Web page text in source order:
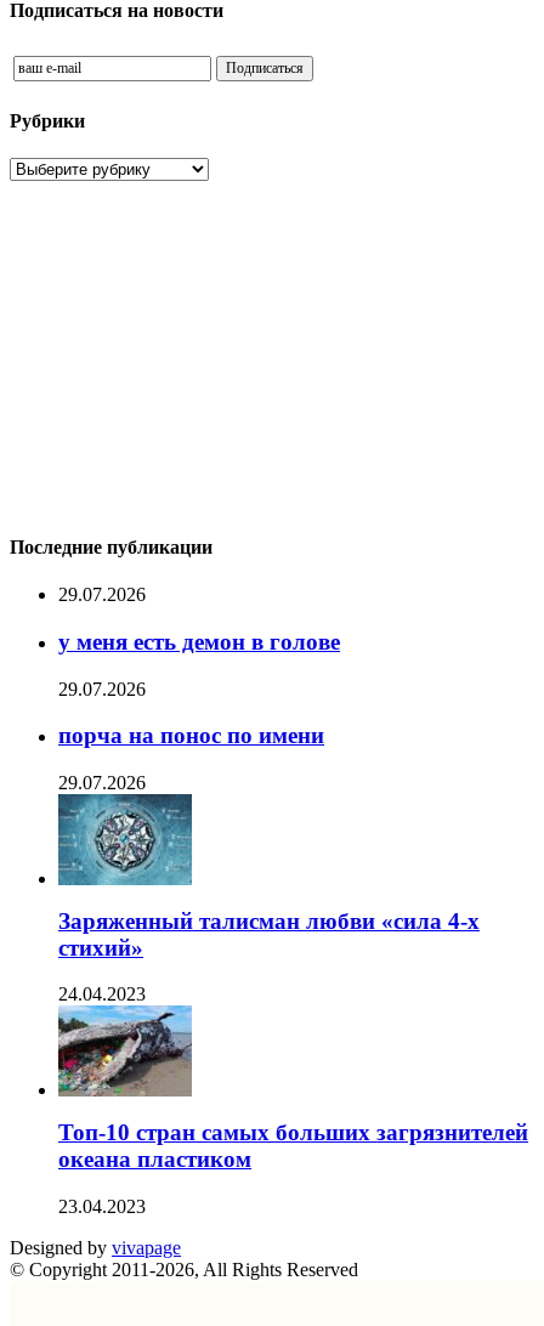
Подписаться на новости
Рубрики
Рубрики
Последние публикации
29.07.2026
у меня есть демон в голове
29.07.2026
порча на понос по имени
29.07.2026
Заряженный талисман любви «сила 4-х
стихий»
24.04.2023
Топ-10 стран самых больших загрязнителей
океана пластиком
23.04.2023
Designed by vivapage
© Copyright 2011-2026, All Rights Reserved